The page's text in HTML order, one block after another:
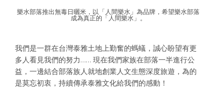
樂水部落推出無毒日曬米，以「人間樂水」為品牌，希望樂水部落
成為真正的「人間樂水」。
我們是一群在台灣泰雅土地上勤奮的螞蟻，誠心盼望有更
多人看見我們的努力…… 現在我們家族在部落一半進行公
益，一邊結合部落族人就地創業人文生態深度旅遊，為的
是莫忘初衷，持續傳承泰雅文化給我們的感動！